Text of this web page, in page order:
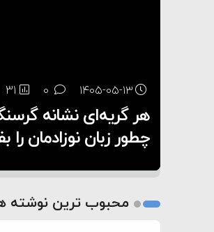
۱۴۰۵-۰۵-۱۳ 31
هر گریه‌ای نشانه
چطور زبان نوزادمان را
۱۴۰۵-۰۵-۱۲ 22
تغذیه پدر می‌تواند بر
تأثیر بگذارد
۱۴۰۵-۰۵-۱۲ 0
10
روی دیگر زندگی
2
محبوب ترین نوشته